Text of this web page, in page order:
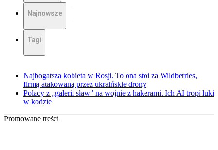
Najnowsze
Tagi
Najbogatsza kobieta w Rosji. To ona stoi za Wildberries,
firmą atakowaną przez ukraińskie drony
Polacy z „galerii sław” na wojnie z hakerami. Ich AI tropi luki
w kodzie
Promowane treści